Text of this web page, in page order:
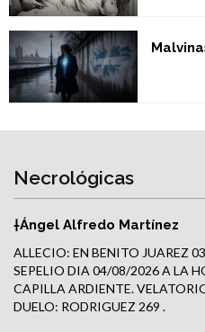
Necrológicas
†Ángel Alfredo Martínez
ALLECIO: EN BENITO JUAREZ
SEPELIO DIA 04/08/2026 A LA
CAPILLA ARDIENTE.
DUELO: RODRIGUEZ 269 .